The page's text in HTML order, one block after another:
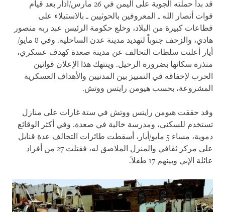
قد بدأ حملته الجوية على اليمن في 26 مارس/آذار بعد قيام
قوات أنصار الله ـ المعروفين بالحوثيين ـ بالاستيلاء على
قطاعات كبيرة من البلاد، وخلع حكومة الرئيس عبد ربه منصور
هادي، والزحف جنوباً لتهديد مدينة عدن الساحلية. وفي 8 مايو/
أيار أعلنت سلطات التحالف عن مدينة صعدة كهدف عسكري،
منذرة سكانها بضرورة الرحيل. وينتهك هذا الإعلان قوانين
الحرب لإخفاقه في التمييز بين المدنيين والأهداف العسكرية
المشروعة، بحسب هيومن رايتس ووتش.
وقد حققت هيومن رايتس ووتش في ستة غارات على منازل
تستخدم للسكنى، ومدرسة خالية في صعدة. وفي أكثر الوقائع
دموية، مساء 5 مايو/أيار، أسقطت طائرات التحالف عدة قنابل
على مركز ثقافي والمنزل الملاصق له، فقتلت 27 من أفراد
عائلة الإبي وبينهم 17 طفلاً.